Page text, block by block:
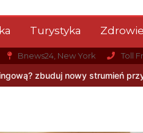
Turystyka Zdrowie
Bnews24, New York Toll
jeszcze w te wakacje